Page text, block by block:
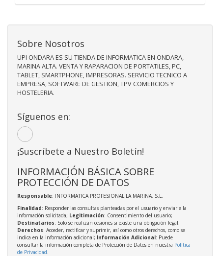
Sobre Nosotros
UPI ONDARA ES SU TIENDA DE INFORMATICA EN ONDARA,
MARINA ALTA. VENTA Y RAPARACION DE PORTATILES, PC,
TABLET, SMARTPHONE, IMPRESORAS. SERVICIO TECNICO A
EMPRESA, SOFTWARE DE GESTION, TPV COMERCIOS Y
HOSTELERIA.
Síguenos en:
¡Suscríbete a Nuestro Boletín!
INFORMACIÓN BÁSICA SOBRE
PROTECCIÓN DE DATOS
Responsable: INFORMATICA PROFESIONAL LA MARINA, S.L.
Finalidad: Responder las consultas planteadas por el usuario y enviarle la
información solicitada; Legitimación: Consentimiento del usuario;
Destinatarios: Solo se realizan cesiones si existe una obligación legal;
Derechos: Acceder, rectificar y suprimir, así como otros derechos, como se
indica en la información adicional; Información Adicional: Puede
consultar la información completa de Protección de Datos en nuestra Política
de Privacidad